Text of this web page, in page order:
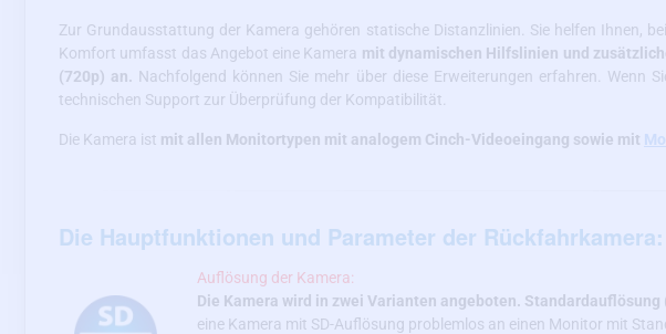
Zur Grundausstattung der Kamera gehören statische Distanzlinien. Sie helfen Ihnen,
Komfort umfasst das Angebot eine Kamera mit dynamischen Hilfslinien und
(720p) an. Nachfolgend können Sie mehr über diese Erweiterungen erfahren. Wenn
technischen Support zur Überprüfung der Kompatibilität.
Die Kamera ist mit allen Monitortypen mit analogem Cinch-Videoeingang sowie mit
Die Hauptfunktionen und Parameter der Rückfahrkamera:
Auflösung der Kamera:
Die Kamera wird in zwei Varianten angeboten.
eine Kamera mit SD-Auflösung problemlos an einen Monitor mit